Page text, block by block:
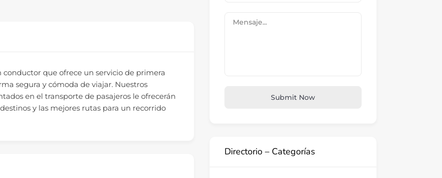
que ofrece un servicio de primera
segura y cómoda de viajar. Nuestros
en el transporte de pasajeros le ofrecerán
y las mejores rutas para un recorrido
Submit Now
Directorio – Categorías